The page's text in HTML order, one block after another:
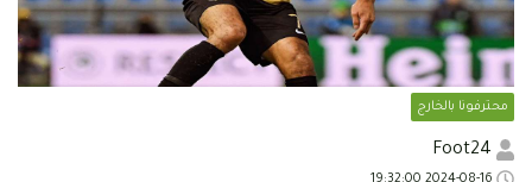
محترفونا بالخارج